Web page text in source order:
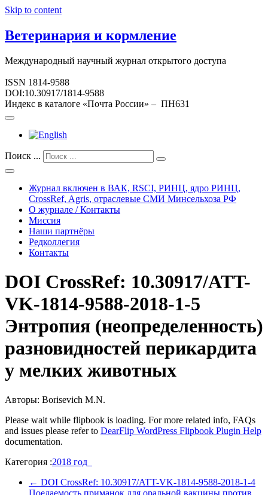
Skip to content
Ветеринария и кормление
Международный научный журнал открытого доступа
ISSN 1814-9588
DOI:10.30917/1814-9588
Индекс в каталоге «Почта России» – ПН631
Поиск ...
Журнал включен в ВАК, RSCI, РИНЦ, ядро РИНЦ,
CrossRef, Agris, отраслевые СМИ Минсельхоза РФ
О журнале / Контакты
Миссия
Наши партнёры
Редколлегия
Контакты
DOI CrossRef: 10.30917/ATT-
VK-1814-9588-2018-1-5
Энтропия (неопределенность)
разновидностей перикардита
у мелких животных
Авторы: Borisevich M.N.
Please wait while flipbook is loading. For more related info, FAQs
and issues please refer to DearFlip WordPress Flipbook Plugin Help
documentation.
Категория :2018 год
← DOI CrossRef: 10.30917/ATT-VK-1814-9588-2018-1-4
Поедаемость приманок для оральной вакцины против